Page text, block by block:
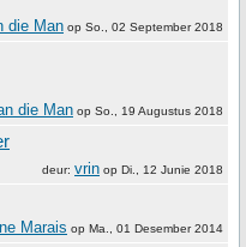
die Man op So., 02 September 2018
die Man op So., 19 Augustus 2018
deur: vrin op Di., 12 Junie 2018
Marais op Ma., 01 Desember 2014